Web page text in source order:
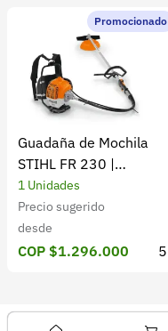
Subcategoría:Baterías
0 calificaciones
5 Estrellas
4 Estrellas
3 Estrellas
2 Estrellas
1 Estrellas
Promocionado
Guadaña de Mochila
STIHL FR 230 |
Potencia y rendimiento
1 Unidades
Precio sugerido
desde
COP $1.296.000 5